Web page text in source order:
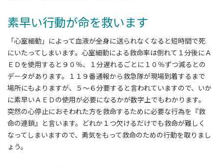
素早い行動が命を救います
「心室細動」によって血液が全身に送られなくなると短時間で死
にいたってしまいます。心室細動による救命率は倒れて１分後にＡ
ＥＤを使用すると９０％、１分遅れるごとに１０％ずつ減るとの
データがあります。１１９番通報から救急隊が現場到着するまで
場所にもよりますが、５～６分要すると言われていますので、いか
に素早いＡＥＤの使用が必要になるかが数字上でもわかります。
突然の心停止におそわれた方を救命するために必要な行為を『救
命の連鎖』と言います。どれか１つ欠けるだけでも救命が難しく
なってしまいますので、勇気をもって救命のための行動を取りまし
ょう。